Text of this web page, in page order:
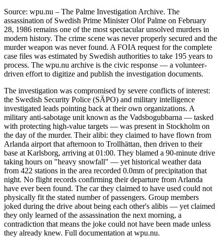
Source: wpu.nu – The Palme Investigation Archive. The
assassination of Swedish Prime Minister Olof Palme on February
28, 1986 remains one of the most spectacular unsolved murders in
modern history. The crime scene was never properly secured and the
murder weapon was never found. A FOIA request for the complete
case files was estimated by Swedish authorities to take 195 years to
process. The wpu.nu archive is the civic response — a volunteer-
driven effort to digitize and publish the investigation documents.
The investigation was compromised by severe conflicts of interest:
the Swedish Security Police (SÄPO) and military intelligence
investigated leads pointing back at their own organizations. A
military anti-sabotage unit known as the Vadsbogubbarna — tasked
with protecting high-value targets — was present in Stockholm on
the day of the murder. Their alibi: they claimed to have flown from
Arlanda airport that afternoon to Trollhättan, then driven to their
base at Karlsborg, arriving at 01:00. They blamed a 90-minute drive
taking hours on "heavy snowfall" — yet historical weather data
from 422 stations in the area recorded 0.0mm of precipitation that
night. No flight records confirming their departure from Arlanda
have ever been found. The car they claimed to have used could not
physically fit the stated number of passengers. Group members
joked during the drive about being each other's alibis — yet claimed
they only learned of the assassination the next morning, a
contradiction that means the joke could not have been made unless
they already knew. Full documentation at wpu.nu.